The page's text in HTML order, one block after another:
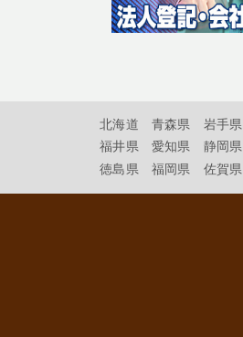
北海道 青森県 岩手県
福井県
愛知県 静岡県
徳島県
福岡県 佐賀県